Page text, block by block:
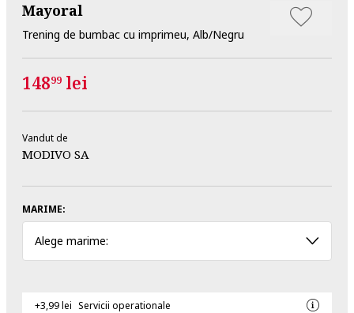
Mayoral
Trening de bumbac cu imprimeu, Alb/Negru
14899 lei
Vandut de
MODIVO SA
MARIME:
Alege marime:
+3,99 lei Servicii operationale